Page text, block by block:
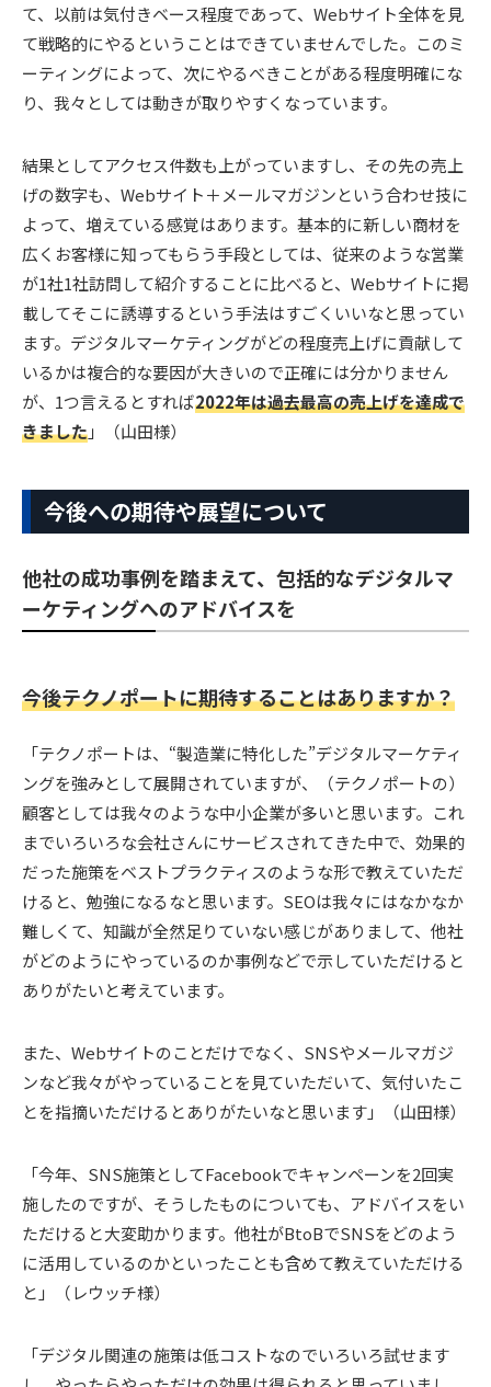
て、以前は気付きベース程度であって、Webサイト全体を見
て戦略的にやるということはできていませんでした。このミ
ーティングによって、次にやるべきことがある程度明確にな
り、我々としては動きが取りやすくなっています。
結果としてアクセス件数も上がっていますし、その先の売上
げの数字も、Webサイト＋メールマガジンという合わせ技に
よって、増えている感覚はあります。基本的に新しい商材を
広くお客様に知ってもらう手段としては、従来のような営業
が1社1社訪問して紹介することに比べると、Webサイトに掲
載してそこに誘導するという手法はすごくいいなと思ってい
ます。デジタルマーケティングがどの程度売上げに貢献して
いるかは複合的な要因が大きいので正確には分かりません
が、1つ言えるとすれば2022年は過去最高の売上げを達成で
きました」（山田様）
今後への期待や展望について
他社の成功事例を踏まえて、包括的なデジタルマ
ーケティングへのアドバイスを
今後テクノポートに期待することはありますか？
「テクノポートは、“製造業に特化した”デジタルマーケティ
ングを強みとして展開されていますが、（テクノポートの）
顧客としては我々のような中小企業が多いと思います。これ
までいろいろな会社さんにサービスされてきた中で、効果的
だった施策をベストプラクティスのような形で教えていただ
けると、勉強になるなと思います。SEOは我々にはなかなか
難しくて、知識が全然足りていない感じがありまして、他社
がどのようにやっているのか事例などで示していただけると
ありがたいと考えています。
また、Webサイトのことだけでなく、SNSやメールマガジ
ンなど我々がやっていることを見ていただいて、気付いたこ
とを指摘いただけるとありがたいなと思います」（山田様）
「今年、SNS施策としてFacebookでキャンペーンを2回実
施したのですが、そうしたものについても、アドバイスをい
ただけると大変助かります。他社がBtoBでSNSをどのよう
に活用しているのかといったことも含めて教えていただける
と」（レウッチ様）
「デジタル関連の施策は低コストなのでいろいろ試せます